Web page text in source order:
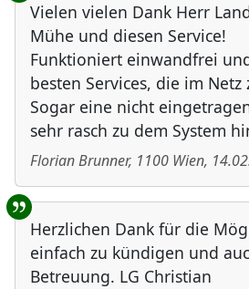
Vielen vielen Dank Herr
Mühe und diesen Service!
Funktioniert einwandfrei
besten Services, die im
Sogar eine nicht
sehr rasch zu dem System
Florian Brunner, 1100 Wien,
Herzlichen Dank für die
einfach zu kündigen und
Betreuung. LG Christian